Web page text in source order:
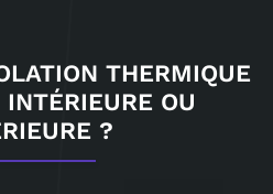
THERMIQUE
OU
?